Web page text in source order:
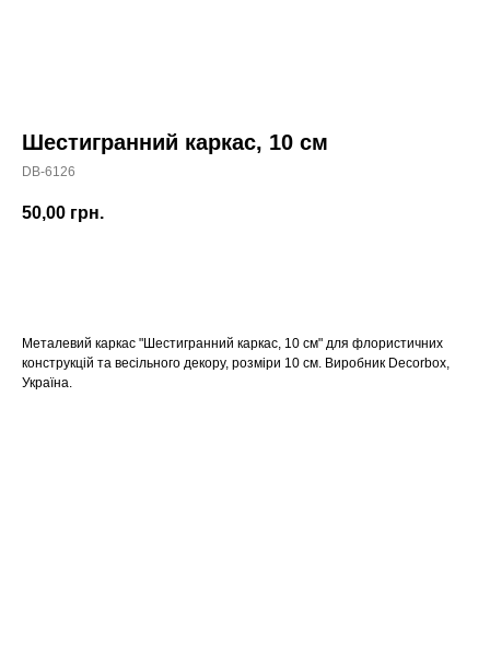
Шестигранний каркас, 10 см
DB-6126
50,00 грн.
Металевий каркас "Шестигранний каркас, 10 см" для флористичних
конструкцій та весільного декору, розміри 10 см. Виробник Decorbox,
Україна.